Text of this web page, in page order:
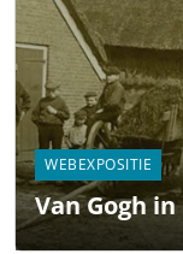
WEBEXPOSITIE
Van Gogh